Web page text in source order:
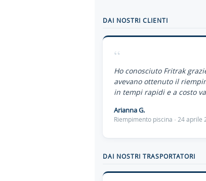
DAI NOSTRI CLIENTI
“
Ho conosciuto Fritrak
avevano ottenuto il
in tempi rapidi e a costo
Arianna G.
Riempimento piscina · 24 aprile
DAI NOSTRI TRASPORTATORI